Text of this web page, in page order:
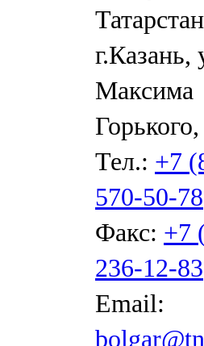
г.Казань,
Максима
Тел.: +7
570-50-78
Факс: +7
236-12-83
Email: